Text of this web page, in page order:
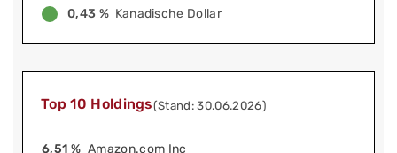
0,43 % Kanadische Dollar
Top 10 Holdings(Stand: 30.06.2026)
6,51 % Amazon.com Inc